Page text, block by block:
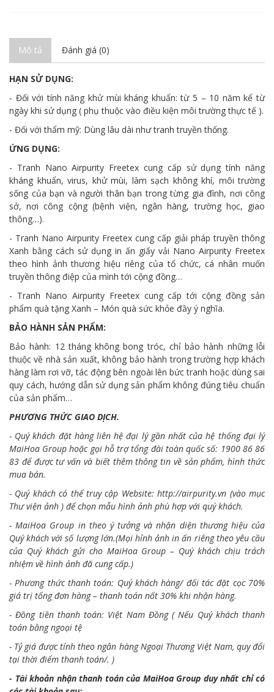
Mô tả Đánh giá (0)
HẠN SỬ DỤNG:
- Đối với tính năng khử mùi kháng khuẩn: từ 5 – 10 năm kể từ
ngày khi sử dụng ( phụ thuộc vào điều kiện môi trường thực tế ).
- Đối với thẩm mỹ: Dùng lâu dài như tranh truyền thống.
ỨNG DỤNG:
- Tranh Nano Airpurity Freetex cung cấp sử dụng tính năng
kháng khuẩn, virus, khử mùi, làm sạch không khí, môi trường
sống của bạn và người thân bạn trong từng gia đình, nơi công
sở, nơi công cộng (bệnh viện, ngân hàng, trường học, giao
thông…).
- Tranh Nano Airpurity Freetex cung cấp giải pháp truyền thông
Xanh bằng cách sử dụng in ấn giấy vải Nano Airpurity Freetex
theo hình ảnh thương hiệu riêng của tổ chức, cá nhân muốn
truyền thông điệp của mình tới cộng đồng…
- Tranh Nano Airpurity Freetex cung cấp tới cộng đồng sản
phẩm quà tặng Xanh – Món quà sức khỏe đầy ý nghĩa.
BẢO HÀNH SẢN PHẨM:
Bảo hành: 12 tháng không bong tróc, chỉ bảo hành những lỗi
thuộc về nhà sản xuất, không bảo hành trong trường hợp khách
hàng làm rơi vỡ, tác động bên ngoài lên bức tranh hoặc dùng sai
quy cách, hướng dẫn sử dụng sản phẩm không đúng tiêu chuẩn
của sản phẩm…
PHƯƠNG THỨC GIAO DỊCH.
- Quý khách đặt hàng liên hệ đại lý gần nhất của hệ thống đại lý
MaiHoa Group hoặc gọi hỗ trợ tổng đài toàn quốc số: 1900 86 86
83 để được tư vấn và biết thêm thông tin về sản phẩm, hình thức
mua bán.
- Quý khách có thể truy cập Website:http://airpurity.vn (vào mục
Thư viện ảnh ) để chọn mẫu hình ảnh phù hợp với quý khách.
- MaiHoa Group in theo ý tưởng và nhận diện thương hiệu của
Quý khách với số lượng lớn.(Mọi hỉnh ảnh in ấn riêng theo yêu cầu
của Quý khách gửi cho MaiHoa Group – Quý khách chịu trách
nhiệm về hình ảnh đã cung cấp.)
- Phương thức thanh toán: Quý khách hàng/ đối tác đặt cọc 70%
giá trị tổng đơn hàng – thanh toán nốt 30% khi nhận hàng.
- Đồng tiền thanh toán: Việt Nam Đồng ( Nếu Quý khách thanh
toán bằng ngoại tệ
- Tỷ giá được tính theo ngân hàng Ngoại Thương Việt Nam, quy đổi
tại thời điểm thanh toán/. )
- Tài khoản nhận thanh toán của MaiHoa Group duy nhất chỉ có